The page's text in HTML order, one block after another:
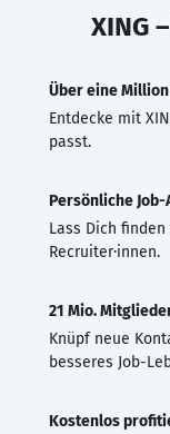
XING
Über eine Million
Entdecke mit
passt.
Persönliche
Lass Dich
Recruiter·innen.
21 Mio.
Knüpf neue
besseres Job-
Kostenlos